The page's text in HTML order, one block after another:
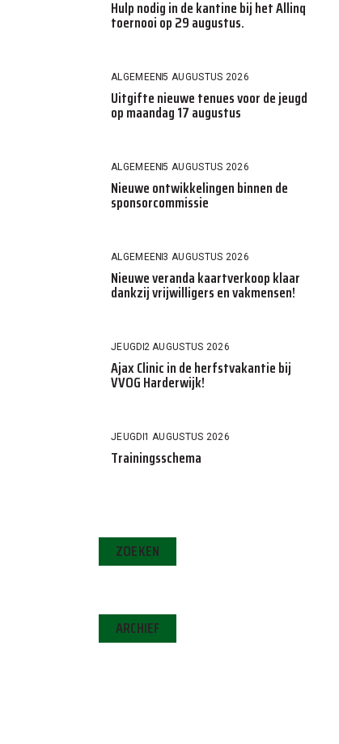
Hulp nodig in de kantine bij het Allinq
toernooi op 29 augustus.
ALGEMEEN5 AUGUSTUS 2026
Uitgifte nieuwe tenues voor de jeugd
op maandag 17 augustus
ALGEMEEN5 AUGUSTUS 2026
Nieuwe ontwikkelingen binnen de
sponsorcommissie
ALGEMEEN3 AUGUSTUS 2026
Nieuwe veranda kaartverkoop klaar
dankzij vrijwilligers en vakmensen!
JEUGD2 AUGUSTUS 2026
Ajax Clinic in de herfstvakantie bij
VVOG Harderwijk!
JEUGD1 AUGUSTUS 2026
Trainingsschema
ZOEKEN
ARCHIEF